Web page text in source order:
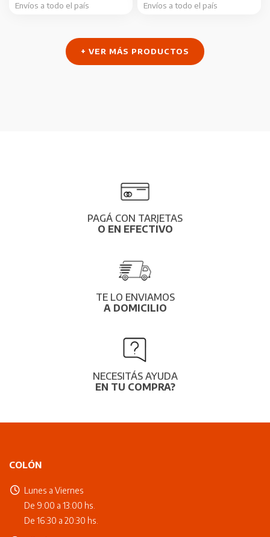
Envíos a todo el país
la
Envíos a todo el país
+ VER MÁS PRODUCTOS
PAGÁ CON TARJETAS
O EN EFECTIVO
TE LO ENVIAMOS
A DOMICILIO
NECESITÁS AYUDA
EN TU COMPRA?
COLÓN
Lunes a Viernes
De 9:00 a 13:00 hs.
De 16:30 a 20:30 hs.